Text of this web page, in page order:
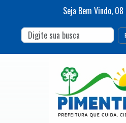
Seja Bem Vindo, 08